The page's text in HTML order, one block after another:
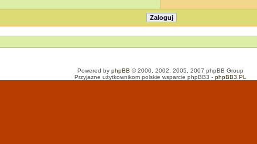
Powered by phpBB © 2000, 2002, 2005, 2007 phpBB Group
Przyjazne użytkownikom polskie wsparcie phpBB3 - phpBB3.PL